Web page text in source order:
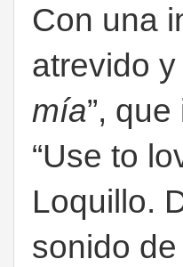
Con una
atrevido
mía”,
“Use to
Loquillo.
sonido